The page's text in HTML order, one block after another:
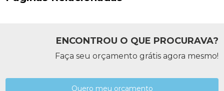
ENCONTROU O QUE PROCURAVA?
Faça seu orçamento grátis agora mesmo!
Quero meu orçamento